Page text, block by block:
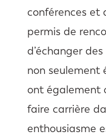
conférences et
permis de
d’échanger
non seulement
ont également
faire carrière
enthousiasme